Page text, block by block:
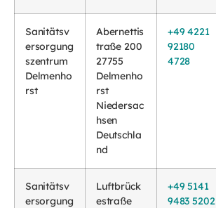
Sanitätsv
ersorgung
szentrum
Delmenho
rst
Abernettis
traße 200
27755
Delmenho
rst
Niedersac
hsen
Deutschla
nd
+49 4221
92180
4728
Sanitätsv
ersorgung
Luftbrück
estraße
+49 5141
9483 5202